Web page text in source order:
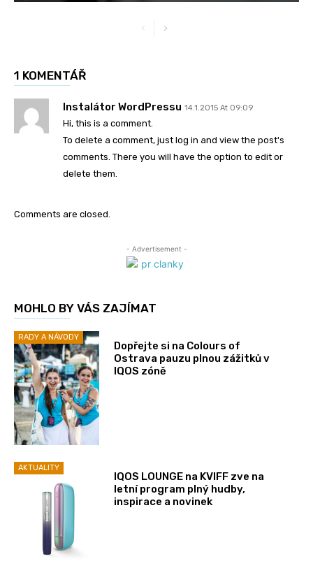
1 KOMENTÁŘ
Instalátor WordPressu 14.1.2015 At 09:09
Hi, this is a comment.
To delete a comment, just log in and view the post's
comments. There you will have the option to edit or
delete them.
Comments are closed.
- Advertisement -
MOHLO BY VÁS ZAJÍMAT
RADY A NÁVODY
Dopřejte si na Colours of
Ostrava pauzu plnou zážitků v
IQOS zóně
AKTUALITY
IQOS LOUNGE na KVIFF zve na
letní program plný hudby,
inspirace a novinek